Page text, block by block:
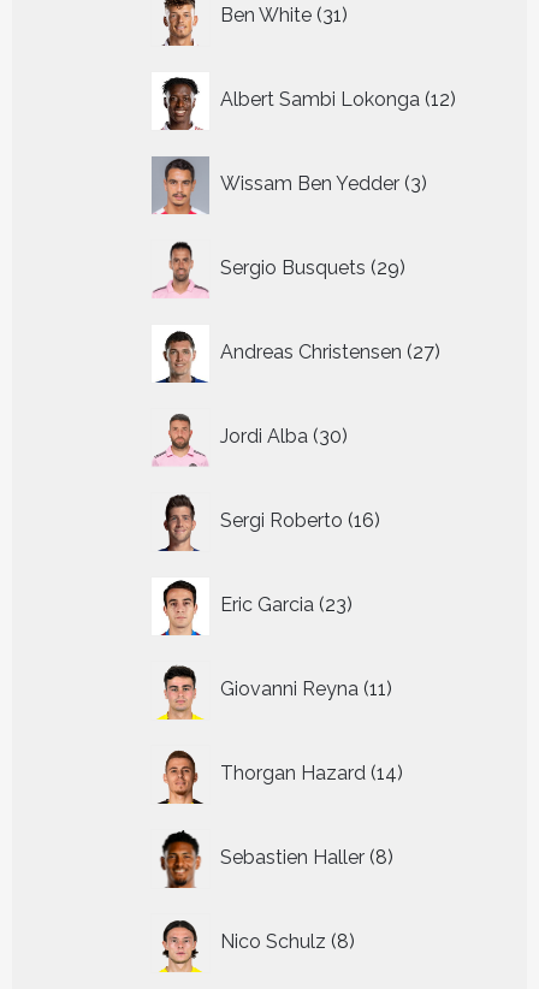
Ben White 31
producten
Albert Sambi Lokonga 12
Wissam Ben Yedder 3
producten
Sergio Busquets 29
producten
Andreas Christensen 27
producten
Jordi Alba 30
producten
Sergi Roberto 16
producten
Eric Garcia 23
producten
Giovanni Reyna 11
producten
Thorgan Hazard 14
producten
Sebastien Haller 8
producten
Nico Schulz 8
producten